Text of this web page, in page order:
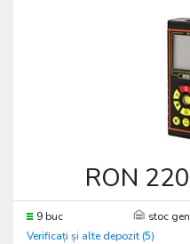
RON
9 buc stoc
Verificați și alte depozit (5)